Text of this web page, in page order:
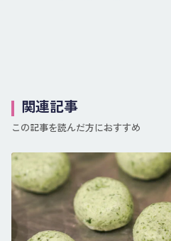
関連記事
この記事を読んだ方におすすめ